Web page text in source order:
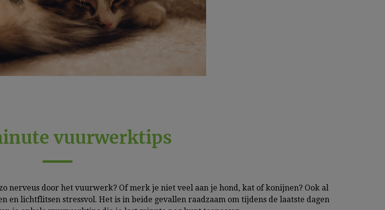
vuurwerktips
nerveus door het vuurwerk? Of merk je niet veel aan je hond, kat of konijnen? Ook al
en lichtflitsen stressvol. Het is in beide gevallen raadzaam om tijdens de laatste dagen